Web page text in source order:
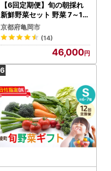
【6回定期便】旬の朝採れ
新鮮野菜セット 野菜 7～10
品
京都府亀岡市
(14)
46,000